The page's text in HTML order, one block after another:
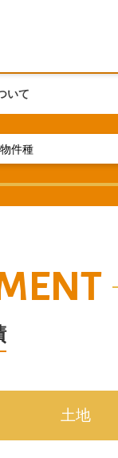
いて
物件種
土地